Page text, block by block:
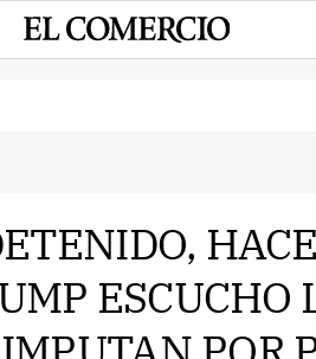
ESCUCHO